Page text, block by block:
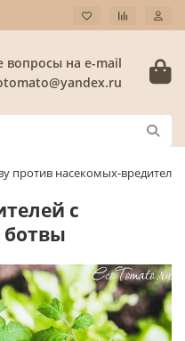
вопросы на e-mail
против насекомых-вредителей
с